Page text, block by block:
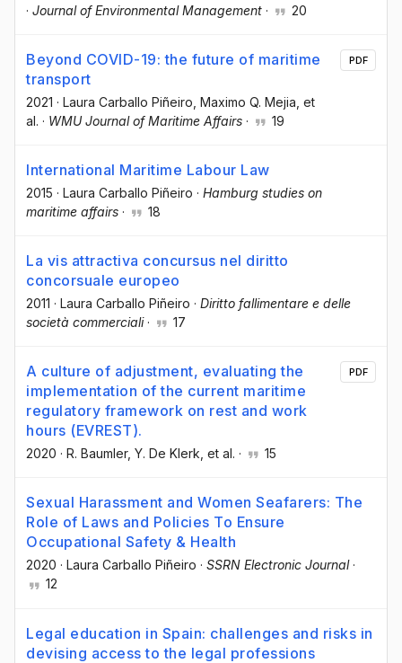
· Journal of Environmental Management · 20
Beyond COVID-19: the future of maritime
transport
2021 · Laura Carballo Piñeiro , Maximo Q. Mejia , et
al. · WMU Journal of Maritime Affairs · 19
PDF
International Maritime Labour Law
2015 · Laura Carballo Piñeiro · Hamburg studies on
maritime affairs · 18
La vis attractiva concursus nel diritto
concorsuale europeo
2011 · Laura Carballo Piñeiro · Diritto fallimentare e delle
società commerciali· 17
A culture of adjustment, evaluating the
implementation of the current maritime
regulatory framework on rest and work
hours (EVREST).
2020 · R. Baumler, Y. De Klerk , et al. · 15
PDF
Sexual Harassment and Women Seafarers: The
Role of Laws and Policies To Ensure
Occupational Safety & Health
2020 · Laura Carballo Piñeiro · SSRN Electronic Journal·
12
Legal education in Spain: challenges and risks in
devising access to the legal professions